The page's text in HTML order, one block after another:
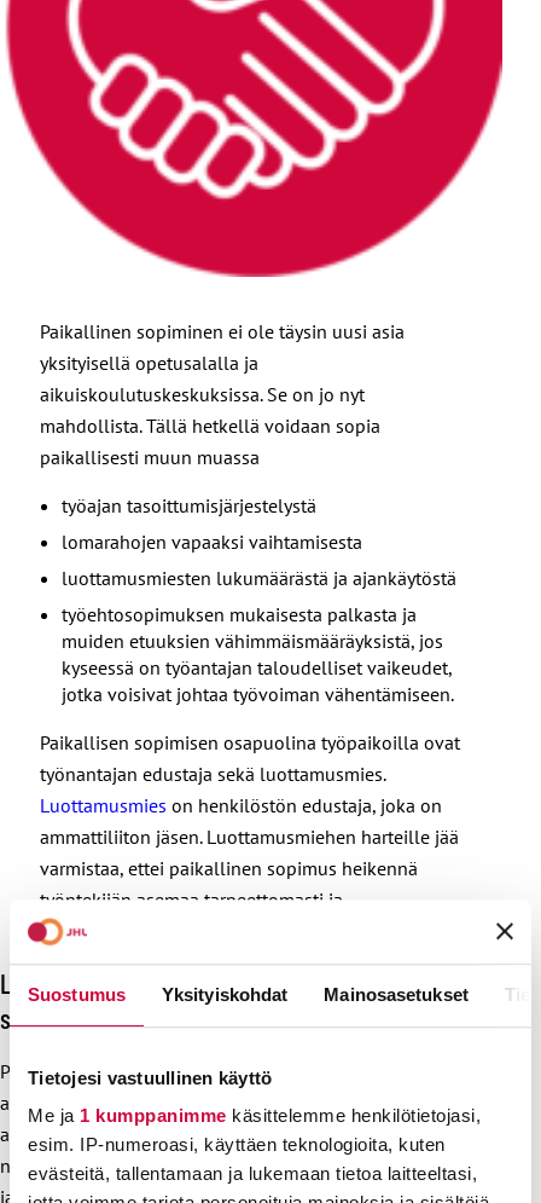
Suostumus Yksityiskohdat Mainosasetukset
Tietojesi vastuullinen käyttö
Me ja 1 kumppanimme käsittelemme henkilötietojasi,
esim. IP-numeroasi, käyttäen teknologioita, kuten
evästeitä, tallentamaan ja lukemaan tietoa laitteeltasi,
Paikallinen sopiminen ei ole täysin uusi asia
yksityisellä opetusalalla ja
aikuiskoulutuskeskuksissa. Se on jo nyt
mahdollista. Tällä hetkellä voidaan sopia
paikallisesti muun muassa
työajan tasoittumisjärjestelystä
lomarahojen vapaaksi vaihtamisesta
luottamusmiesten lukumäärästä ja ajankäytöstä
työehtosopimuksen mukaisesta palkasta ja
muiden etuuksien vähimmäismääräyksistä, jos
kyseessä on työantajan taloudelliset vaikeudet,
jotka voisivat johtaa työvoiman vähentämiseen.
Paikallisen sopimisen osapuolina työpaikoilla ovat
työnantajan edustaja sekä luottamusmies.
Luottamusmies on henkilöstön edustaja, joka on
ammattiliiton jäsen. Luottamusmiehen harteille jää
varmistaa, ettei paikallinen sopimus heikennä
työntekijän asemaa tarpeettomasti ja
kohtuuttomasti.
Luottamusmiesten vastuu kasvaa paikallisen
sopimisen laajetessa
Paikallisen sopimisen mahdollinen lisääminen on haastava
asia. Yksityisen opetusalan ja ammatillisten
aikuiskoulutuskeskusten työehtosopimuksen
neuvottelijoina teemme neuvottelukierroksen aikana
jatkuvaa arviointia asiakokonaisuuksista, joista osapuolet